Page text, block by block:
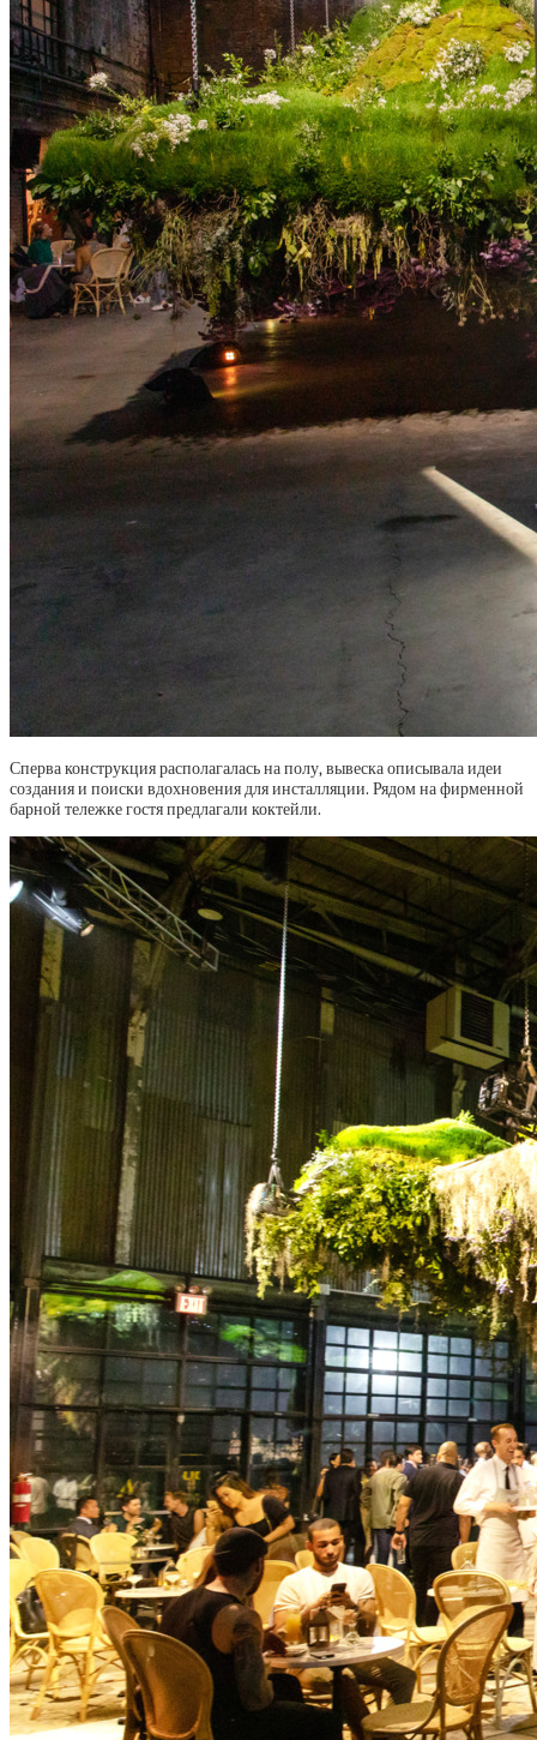
Сперва конструкция располагалась на полу, вывеска описывала идеи
создания и поиски вдохновения для инсталляции. Рядом на фирменной
барной тележке гостя предлагали коктейли.